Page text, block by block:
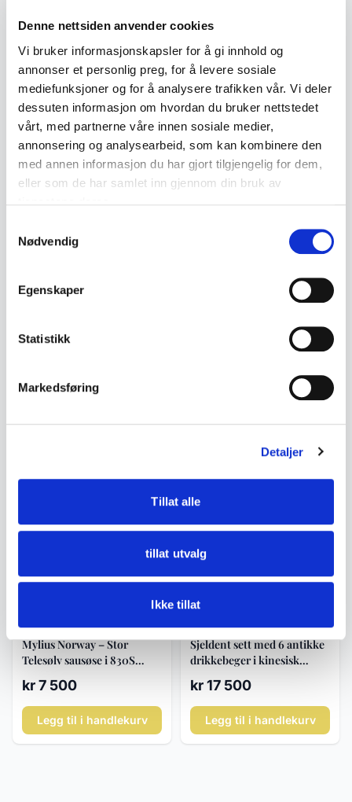
Denne nettsiden anvender cookies
Vi bruker informasjonskapsler for å gi innhold og
annonser et personlig preg, for å levere sosiale
mediefunksjoner og for å analysere trafikken vår. Vi deler
dessuten informasjon om hvordan du bruker nettstedet
vårt, med partnerne våre innen sosiale medier,
annonsering og analysearbeid, som kan kombinere den
med annen informasjon du har gjort tilgjengelig for dem,
eller som de har samlet inn gjennom din bruk av
Nødvendig
Egenskaper
Statistikk
Markedsføring
Detaljer
Tillat alle
tillat utvalg
Ikke tillat
Produktdetaljer
2000000002705
Publisert:
01.04.2026
Lignende produkter
Andre produkter som kan interessere deg
Telesølv kaffeskje – Mylius
kr 295
Telesølv is-skje – Mylius
kr 725
Legg til i handlekurv
Tele sølv
Mylius Norway – Stor
Telesølv sausøse i 830S
norsk sølv, ca. 34 cm
kr 7 500
Legg til i handlekurv
Vintage / Antikk sølv
Sjeldent sett med 6 antikke
drikkebeger i kinesisk
eksportsølv fra Tack Ming,
Hongkong (ca. 1910–1940)
kr 17 500
Legg til i handlekurv